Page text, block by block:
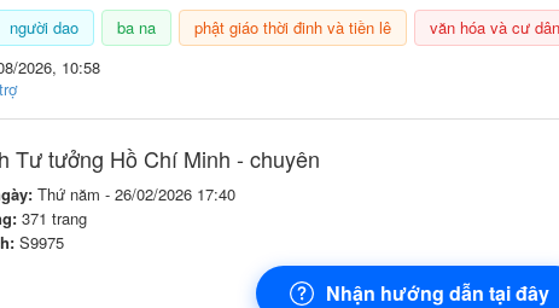
người dao ba na phật giáo thời đinh và tiền lê văn hóa và cư
2026, 10:58
Tư tưởng Hồ Chí Minh - chuyên
Thứ năm - 26/02/2026 17:40
371 trang
S9975
Nhận hướng dẫn tại đây